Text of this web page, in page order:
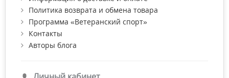
Политика возврата и обмена товара
Программа «Ветеранский спорт»
Контакты
Авторы блога